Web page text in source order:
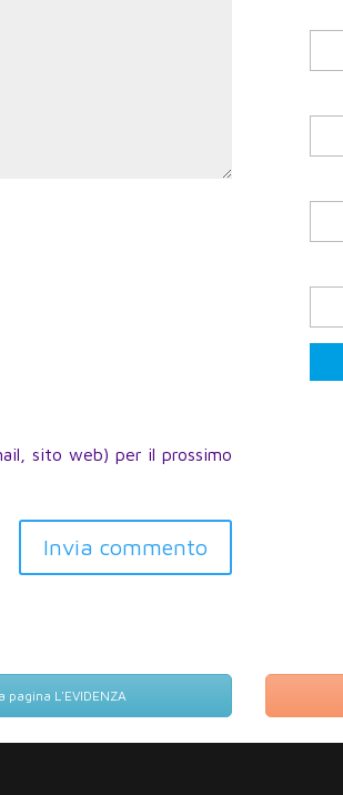
sito web) per il prossimo
Invia commento
pagina L'EVIDENZA